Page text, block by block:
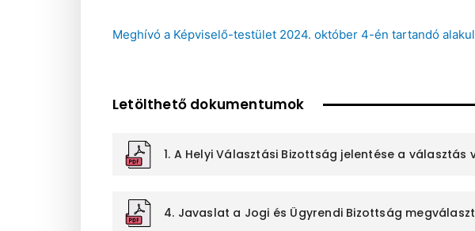
Meghívó a Képviselő-testület 2024. október 4-én tartandó
Letölthető dokumentumok
1. A Helyi Választási Bizottság jelentése a választás
4. Javaslat a Jogi és Ügyrendi Bizottság